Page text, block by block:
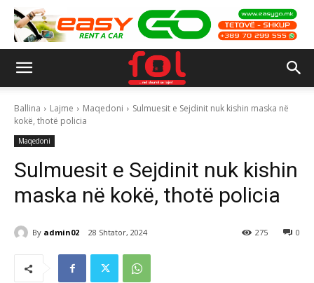
Ballina Lajme Maqedoni
Sulmuesit e Sejdinit nuk kishin maska në
kokë, thotë policia
Maqedoni
Sulmuesit e Sejdinit nuk kishin
maska në kokë, thotë policia
By admin02 28 Shtator, 2024 0
275